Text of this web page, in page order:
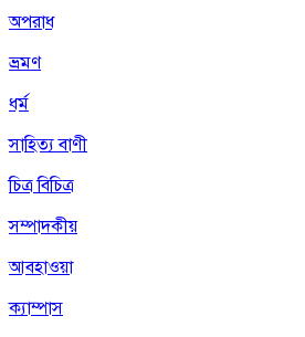
অপরাধ
ভ্রমণ
ধর্ম
সাহিত্য বাণী
চিত্র বিচিত্র
সম্পাদকীয়
আবহাওয়া
ক্যাম্পাস